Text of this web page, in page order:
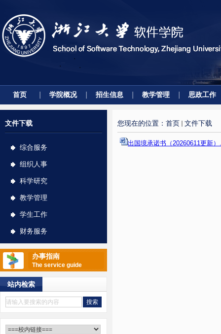
首页 学院概况 招生信息 教学管理 思政工作
文件下载
综合服务
组织人事
科学研究
教学管理
学生工作
财务服务
办事指南
The service guide
站内检索
您现在的位置： 首页 文件下载
出国境承诺书（20260611更新